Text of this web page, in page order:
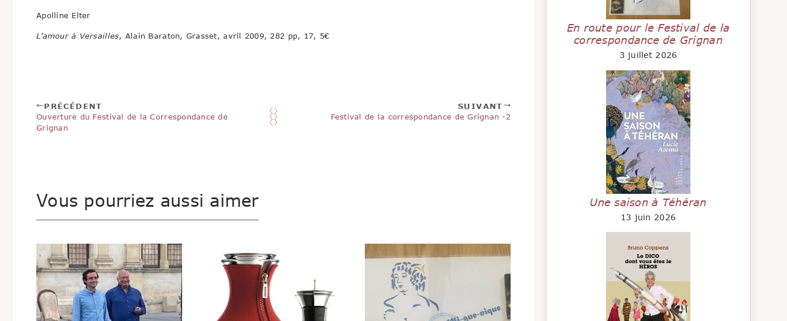
Apolline Elter
L’amour à Versailles, Alain Baraton, Grasset, avril 2009, 282 pp, 17, 5€
PRÉCÉDENT
Ouverture du Festival de la Correspondance de
Grignan
SUIVANT
Festival de la correspondance de Grignan -2
Vous pourriez aussi aimer
En route pour le Festival de la
correspondance de Grignan
3 juillet 2026
Une saison à Téhéran
13 juin 2026